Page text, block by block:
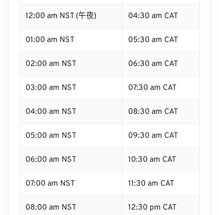
12:00 am NST (午夜) 04:30 am CAT
01:00 am NST 05:30 am CAT
02:00 am NST 06:30 am CAT
03:00 am NST 07:30 am CAT
04:00 am NST 08:30 am CAT
05:00 am NST 09:30 am CAT
06:00 am NST 10:30 am CAT
07:00 am NST 11:30 am CAT
08:00 am NST 12:30 pm CAT